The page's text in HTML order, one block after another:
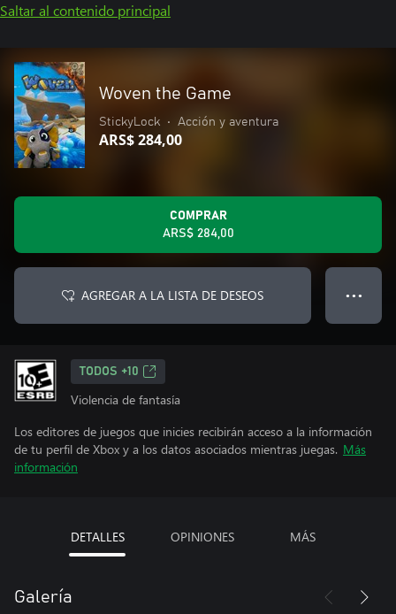
Saltar al contenido principal
Woven the Game
StickyLock • Acción y aventura
ARS$ 284,00
COMPRAR
ARS$ 284,00
AGREGAR A LA LISTA DE DESEOS ● ● ●
TODOS +10
Violencia de fantasía
Los editores de juegos que inicies recibirán acceso a la información
de tu perfil de Xbox y a los datos asociados mientras juegas. Más
información
DETALLES OPINIONES MÁS
Galería